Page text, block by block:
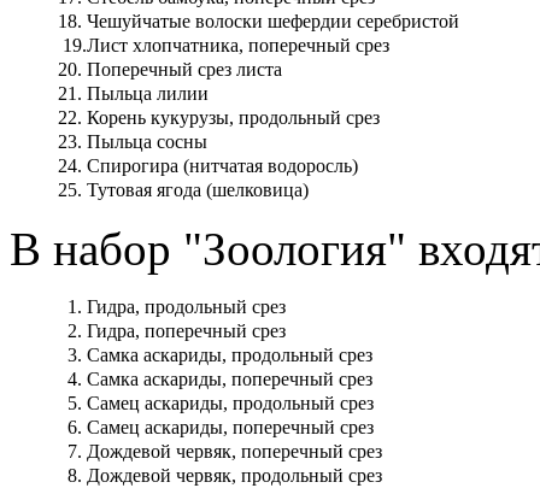
18. Чешуйчатые волоски шефердии серебристой
19.Лист хлопчатника, поперечный срез
20. Поперечный срез листа
21. Пыльца лилии
22. Корень кукурузы, продольный срез
23. Пыльца сосны
24. Спирогира (нитчатая водоросль)
25. Тутовая ягода (шелковица)
В набор "Зоология"
1. Гидра, продольный срез
2. Гидра, поперечный срез
3. Самка аскариды, продольный срез
4. Самка аскариды, поперечный срез
5. Самец аскариды, продольный срез
6. Самец аскариды, поперечный срез
7. Дождевой червяк, поперечный срез
8. Дождевой червяк, продольный срез